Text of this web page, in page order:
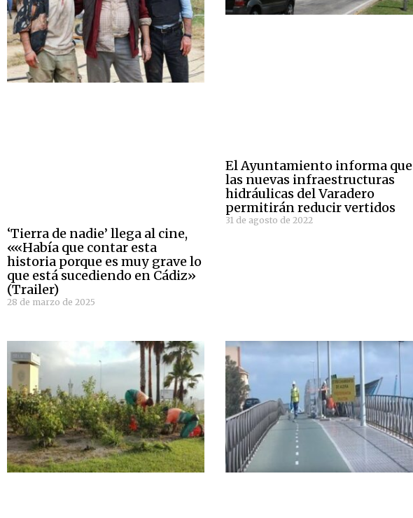
‘Tierra de nadie’ llega al cine,
««Había que contar esta
historia porque es muy grave lo
que está sucediendo en Cádiz»
(Trailer)
28 de marzo de 2025
El Ayuntamiento informa que
las nuevas infraestructuras
hidráulicas del Varadero
permitirán reducir vertidos
31 de agosto de 2022